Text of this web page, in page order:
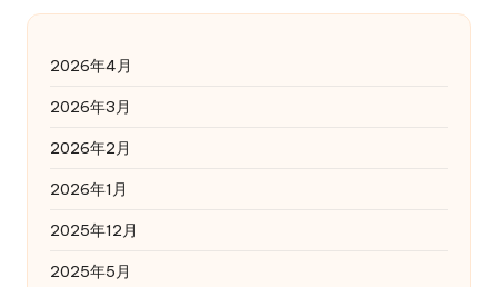
2026年4月
2026年3月
2026年2月
2026年1月
2025年12月
2025年5月